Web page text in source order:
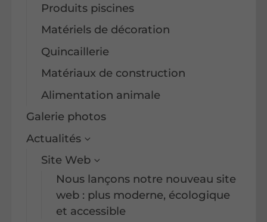
Produits piscines
Matériels de décoration
Quincaillerie
Matériaux de construction
Alimentation animale
Galerie photos
Actualités
Site Web
Nous lançons notre nouveau site
web : plus moderne, écologique
et accessible